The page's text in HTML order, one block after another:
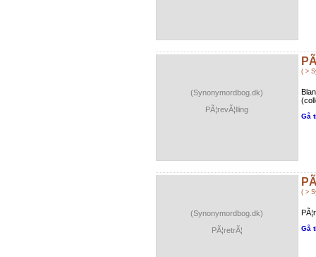
(Synonymordbog.dk)
PÃ¦revÃ¦lling
( >
Gå
(Synonymordbog.dk)
PÃ¦retrÃ¦
( >
Gå